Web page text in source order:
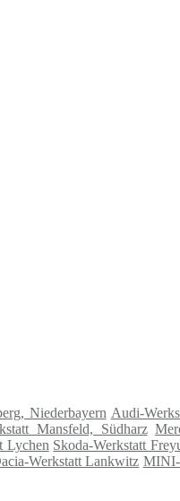
Niederbayern Audi-
Mansfeld, Südharz
Lychen Skoda-Werkstatt
Werkstatt Lankwitz MINI-